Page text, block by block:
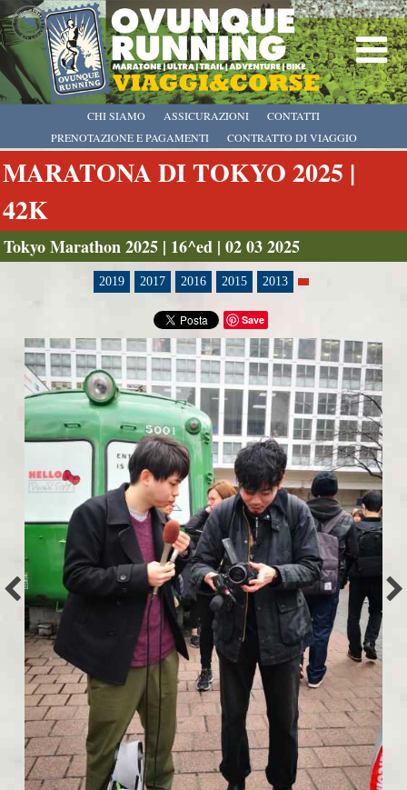
CHI SIAMO
PRENOTAZIONE E PAGAMENTI
CONTRATTO DI VIAGGIO
ASSICURAZIONI CONTATTI
MARATONA DI TOKYO 2025 |
42K
Tokyo Marathon 2025 | 16^ed | 02 03 2025
2019 2017 2016 2015 2013
Save